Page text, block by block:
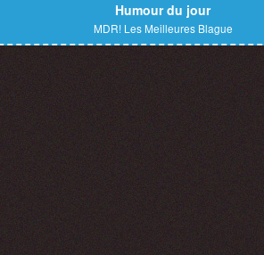
Humour du jour
MDR! Les Meilleures Blague